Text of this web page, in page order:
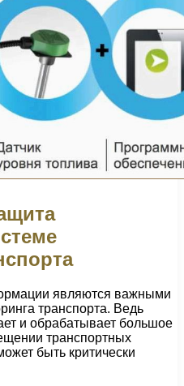
являются важными
транспорта. Ведь
и обрабатывает большое
транспортных
быть критически